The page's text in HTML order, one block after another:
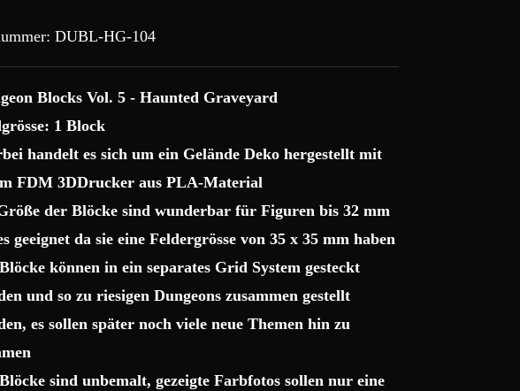
DUBL-HG-104
Blocks Vol. 5 - Haunted Graveyard
1 Block
handelt es sich um ein Gelände Deko hergestellt mit
FDM 3DDrucker aus PLA-Material
der Blöcke sind wunderbar für Figuren bis 32 mm
geeignet da sie eine Feldergrösse von 35 x 35 mm haben
können in ein separates Grid System gesteckt
und so zu riesigen Dungeons zusammen gestellt
es sollen später noch viele neue Themen hin zu
sind unbemalt, gezeigte Farbfotos sollen nur eine